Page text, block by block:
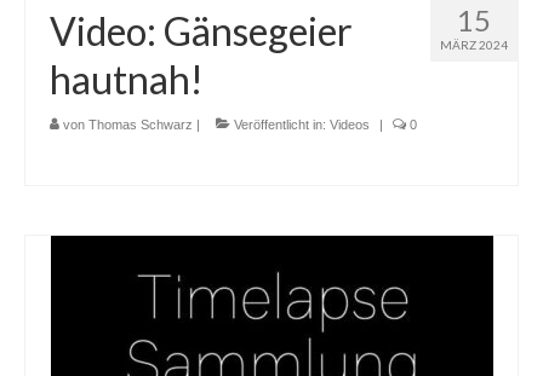
15
MÄRZ 2024
Video: Gänsegeier
hautnah!
von Thomas Schwarz | Veröffentlicht in: Videos | 0